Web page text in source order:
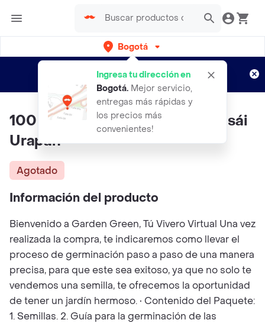
Bogotá
Ingresa tu dirección en
Bogotá. Mejor servicio,
entregas más rápidas y
los precios más
convenientes!
envíos gratis por semanas
Aplican TyC
100 Semillas Orgánicas De Bonsái
Urapan
Agotado
Información del producto
Bienvenido a Garden Green, Tú Vivero Virtual Una vez
realizada la compra, te indicaremos como llevar el
proceso de germinación paso a paso de una manera
precisa, para que este sea exitoso, ya que no solo te
vendemos una semilla, te ofrecemos la oportunidad
de tener un jardín hermoso. • Contenido del Paquete:
1. Semillas. 2. Guía para la germinación de las